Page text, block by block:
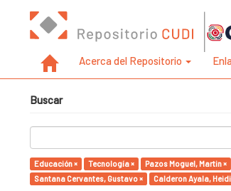
Acerca del Repositorio
Buscar
Educación × Tecnología × Pazos Moguel, Martin ×
Santana Cervantes, Gustavo ×
Calderon Ayala,